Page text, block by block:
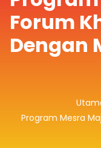
Forum
Dengan
Program Mesra